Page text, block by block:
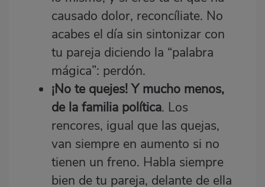
causado dolor, reconcíliate. No
acabes el día sin sintonizar con
tu pareja diciendo la “palabra
mágica”: perdón.
¡No te quejes! Y mucho menos,
de la familia política. Los
rencores, igual que las quejas,
van siempre en aumento si no
tienen un freno. Habla siempre
bien de tu pareja, delante de ella